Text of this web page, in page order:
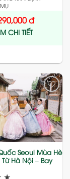
đ
CHI TIẾT
Add
to
wishlist
Seoul Mùa Hè
Hà Nội – Bay
★